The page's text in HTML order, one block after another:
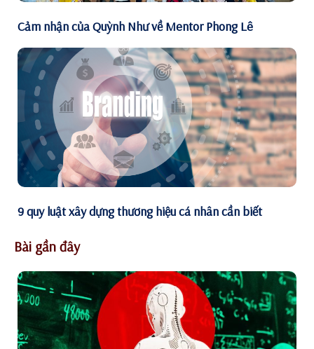
Cảm nhận của Quỳnh Như về Mentor Phong Lê
9 quy luật xây dựng thương hiệu cá nhân cần biết
Bài gần đây